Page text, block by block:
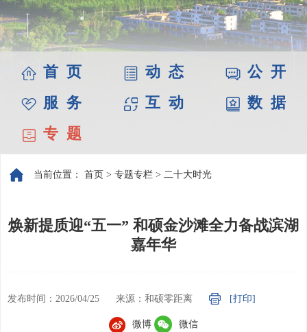
首 页 动 态
公 开
服 务
互 动
数 据
专 题
当前位置： 首页 > 专题专栏 > 二十大时光
焕新提质迎“五一” 和硕金沙滩全力备战滨湖
嘉年华
发布时间：2026/04/25 来源：和硕零距离 [打印]
微博 微信